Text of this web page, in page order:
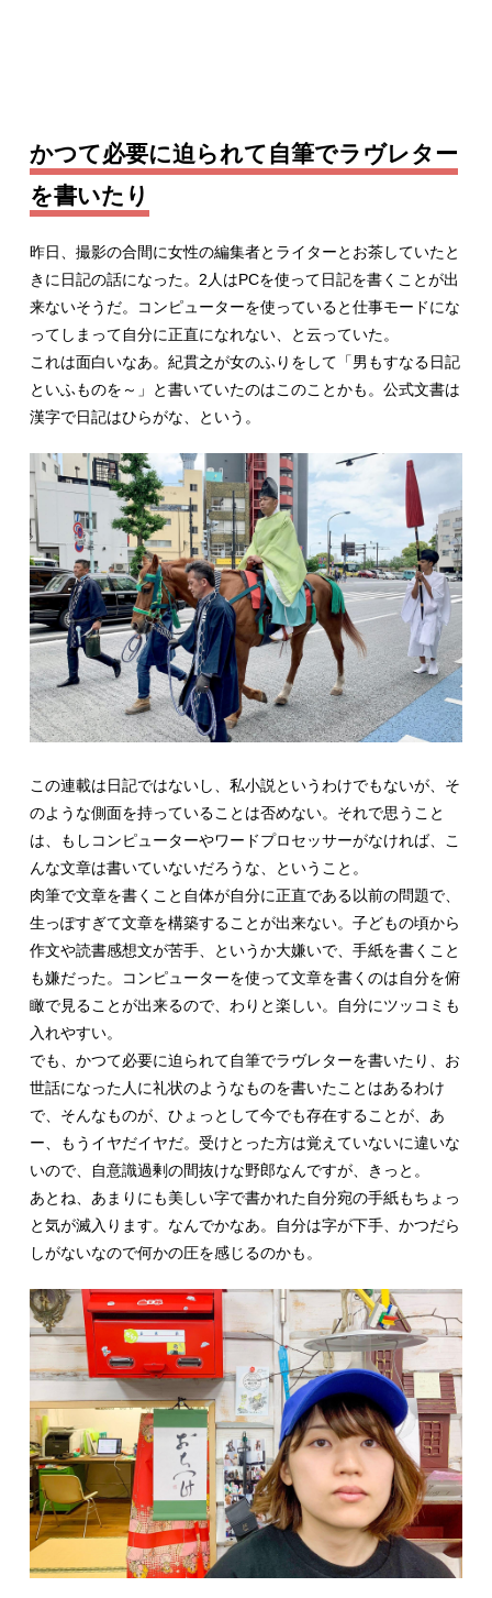
かつて必要に迫られて自筆でラヴレター
を書いたり
昨日、撮影の合間に女性の編集者とライターとお茶していたと
きに日記の話になった。2人はPCを使って日記を書くことが出
来ないそうだ。コンピューターを使っていると仕事モードにな
ってしまって自分に正直になれない、と云っていた。
これは面白いなあ。紀貫之が女のふりをして「男もすなる日記
といふものを～」と書いていたのはこのことかも。公式文書は
漢字で日記はひらがな、という。
この連載は日記ではないし、私小説というわけでもないが、そ
のような側面を持っていることは否めない。それで思うこと
は、もしコンピューターやワードプロセッサーがなければ、こ
んな文章は書いていないだろうな、ということ。
肉筆で文章を書くこと自体が自分に正直である以前の問題で、
生っぽすぎて文章を構築することが出来ない。子どもの頃から
作文や読書感想文が苦手、というか大嫌いで、手紙を書くこと
も嫌だった。コンピューターを使って文章を書くのは自分を俯
瞰で見ることが出来るので、わりと楽しい。自分にツッコミも
入れやすい。
でも、かつて必要に迫られて自筆でラヴレターを書いたり、お
世話になった人に礼状のようなものを書いたことはあるわけ
で、そんなものが、ひょっとして今でも存在することが、あ
ー、もうイヤだイヤだ。受けとった方は覚えていないに違いな
いので、自意識過剰の間抜けな野郎なんですが、きっと。
あとね、あまりにも美しい字で書かれた自分宛の手紙もちょっ
と気が滅入ります。なんでかなあ。自分は字が下手、かつだら
しがないなので何かの圧を感じるのかも。